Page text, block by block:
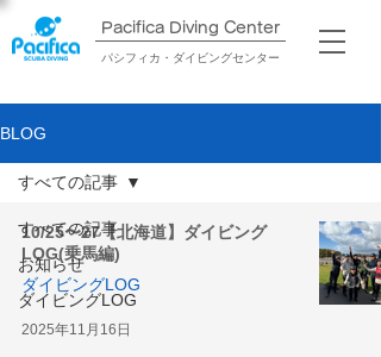
Pacifica Diving Center​
パシフィカ・ダイビングセンター
BLOG
すべての記事
お知らせ
ダイビングLOG
すべての記事
10/25〜27【北海道】ダイビング
LOG(乗馬編)
ダイビングLOG
2025年11月16日